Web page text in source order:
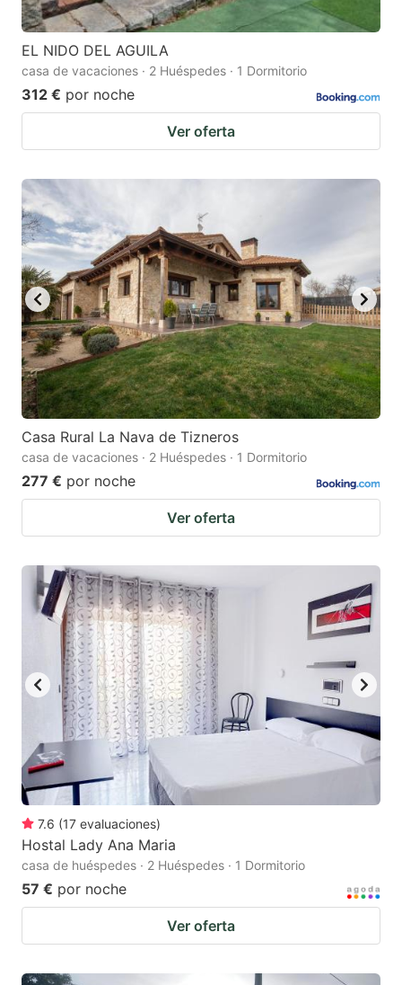
EL NIDO DEL AGUILA
casa de vacaciones · 2 Huéspedes · 1 Dormitorio
312 € por noche
Ver oferta
Casa Rural La Nava de Tizneros
casa de vacaciones · 2 Huéspedes · 1 Dormitorio
277 € por noche
Ver oferta
7.6 (17 evaluaciones)
Hostal Lady Ana Maria
casa de huéspedes · 2 Huéspedes · 1 Dormitorio
57 € por noche
Ver oferta